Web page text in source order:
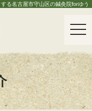
る名古屋市守山区の鍼灸院forゆう